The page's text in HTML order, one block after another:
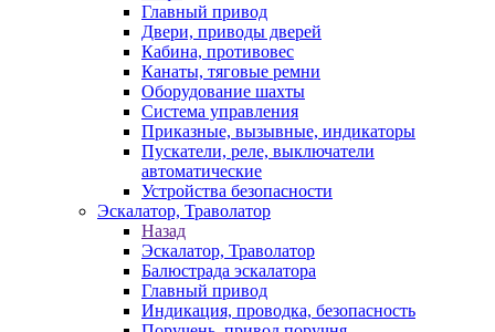
Главный привод
Двери, приводы дверей
Кабина, противовес
Канаты, тяговые ремни
Оборудование шахты
Система управления
Приказные, вызывные, индикаторы
Пускатели, реле, выключатели
автоматические
Устройства безопасности
Эскалатор, Траволатор
Назад
Эскалатор, Траволатор
Балюстрада эскалатора
Главный привод
Индикация, проводка, безопасность